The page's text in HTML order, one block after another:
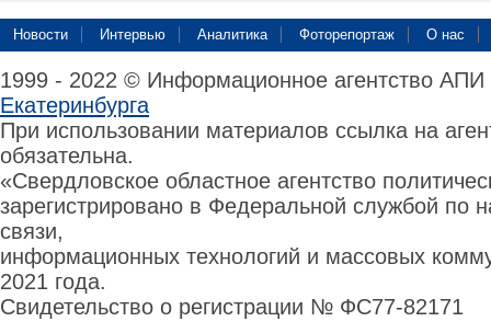
Новости Интервью Аналитика Фоторепортаж О нас
1999 - 2022 © Информационное агентство
Екатеринбурга
При использовании материалов ссылка на
обязательна.
«Свердловское областное агентство
зарегистрировано в Федеральной службой по
связи,
информационных технологий и массовых
2021 года.
Свидетельство о регистрации № ФС77-82171